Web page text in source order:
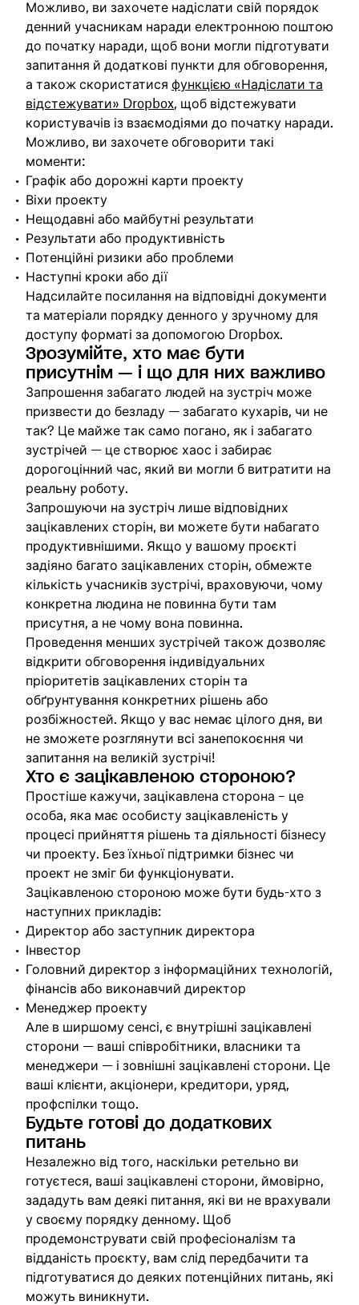
Можливо, ви захочете надіслати свій порядок
денний учасникам наради електронною поштою
до початку наради, щоб вони могли підготувати
запитання й додаткові пункти для обговорення,
а також скористатися функцією «Надіслати та
відстежувати» Dropbox, щоб відстежувати
користувачів із взаємодіями до початку наради.
Можливо, ви захочете обговорити такі
моменти:
Графік або дорожні карти проекту
Віхи проекту
Нещодавні або майбутні результати
Результати або продуктивність
Потенційні ризики або проблеми
Наступні кроки або дії
Надсилайте посилання на відповідні документи
та матеріали порядку денного у зручному для
доступу форматі за допомогою Dropbox.
Зрозумійте, хто має бути
присутнім — і що для них важливо
Запрошення забагато людей на зустріч може
призвести до безладу — забагато кухарів, чи не
так? Це майже так само погано, як і забагато
зустрічей — це створює хаос і забирає
дорогоцінний час, який ви могли б витратити на
реальну роботу.
Запрошуючи на зустріч лише відповідних
зацікавлених сторін, ви можете бути набагато
продуктивнішими. Якщо у вашому проєкті
задіяно багато зацікавлених сторін, обмежте
кількість учасників зустрічі, враховуючи, чому
конкретна людина не повинна бути там
присутня, а не чому вона повинна.
Проведення менших зустрічей також дозволяє
відкрити обговорення індивідуальних
пріоритетів зацікавлених сторін та
обґрунтування конкретних рішень або
розбіжностей. Якщо у вас немає цілого дня, ви
не зможете розглянути всі занепокоєння чи
запитання на великій зустрічі!
Хто є зацікавленою стороною?
Простіше кажучи, зацікавлена ​​сторона – це
особа, яка має особисту зацікавленість у
процесі прийняття рішень та діяльності бізнесу
чи проекту. Без їхньої підтримки бізнес чи
проект не зміг би функціонувати.
Зацікавленою стороною може бути будь-хто з
наступних прикладів:
Директор або заступник директора
Інвестор
Головний директор з інформаційних технологій,
фінансів або виконавчий директор
Менеджер проекту
Але в ширшому сенсі, є внутрішні зацікавлені
сторони — ваші співробітники, власники та
менеджери — і зовнішні зацікавлені сторони. Це
ваші клієнти, акціонери, кредитори, уряд,
профспілки тощо.
Будьте готові до додаткових
питань
Незалежно від того, наскільки ретельно ви
готуєтеся, ваші зацікавлені сторони, ймовірно,
зададуть вам деякі питання, які ви не врахували
у своєму порядку денному. Щоб
продемонструвати свій професіоналізм та
відданість проєкту, вам слід передбачити та
підготуватися до деяких потенційних питань, які
можуть виникнути.